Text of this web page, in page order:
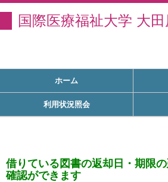
国際医療福祉大学 大
ホーム
利用状況照会
借りている図書の返却日・期限
確認ができます